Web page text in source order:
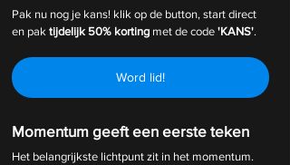
Pak nu nog je kans! klik op de button, start direct
en pak tijdelijk 50% korting met de code 'KANS'.
Word lid!
Momentum geeft een eerste teken
Het belangrijkste lichtpunt zit in het momentum.